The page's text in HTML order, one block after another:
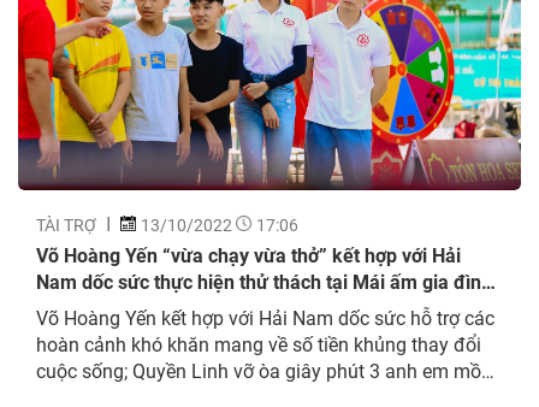
TÀI TRỢ 13/10/2022 17:06
Võ Hoàng Yến “vừa chạy vừa thở” kết hợp với Hải
Nam dốc sức thực hiện thử thách tại Mái ấm gia đình
Việt
Võ Hoàng Yến kết hợp với Hải Nam dốc sức hỗ trợ các
hoàn cảnh khó khăn mang về số tiền khủng thay đổi
cuộc sống; Quyền Linh vỡ òa giây phút 3 anh em mồ